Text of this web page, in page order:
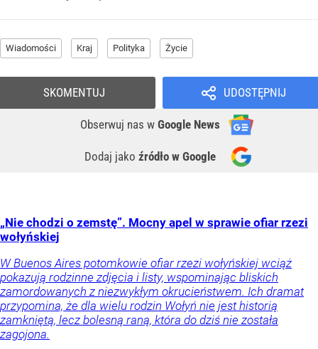
Wiadomości Kraj Polityka Życie
UDOSTĘPNIJ
Obserwuj nas w Google News
Dodaj jako źródło w Google
SKOMENTUJ
„Nie chodzi o zemstę”. Mocny apel w sprawie ofiar rzezi
wołyńskiej
W Buenos Aires potomkowie ofiar rzezi wołyńskiej wciąż
pokazują rodzinne zdjęcia i listy, wspominając bliskich
zamordowanych z niezwykłym okrucieństwem. Ich dramat
przypomina, że dla wielu rodzin Wołyń nie jest historią
zamkniętą, lecz bolesną raną, która do dziś nie została
zagojona.